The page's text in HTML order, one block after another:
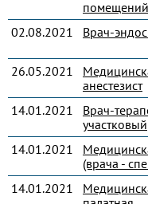
помещений
02.08.2021
Врач-
26.05.2021
анестезист
14.01.2021
Врач-
участковый
14.01.2021
(врача -
14.01.2021